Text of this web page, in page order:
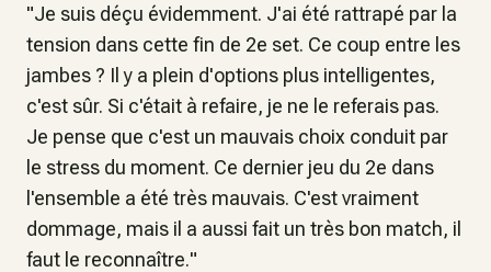
"Je suis déçu évidemment. J'ai été rattrapé par la
tension dans cette fin de 2e set. Ce coup entre les
jambes ? Il y a plein d'options plus intelligentes,
c'est sûr. Si c'était à refaire, je ne le referais pas.
Je pense que c'est un mauvais choix conduit par
le stress du moment. Ce dernier jeu du 2e dans
l'ensemble a été très mauvais. C'est vraiment
dommage, mais il a aussi fait un très bon match, il
faut le reconnaître."